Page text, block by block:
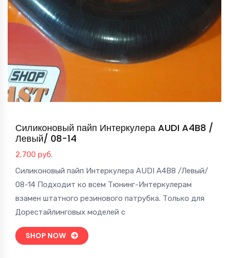
Силиконовый пайп Интеркулера AUDI A4B8 /
Левый/ 08-14
2,700 руб.
Силиконовый пайп Интеркулера AUDI A4B8 /Левый/
08-14 Подходит ко всем Тюнинг-Интеркулерам
взамен штатного резинового патрубка. Только для
Дорестайлинговых моделей с
SHOP NOW